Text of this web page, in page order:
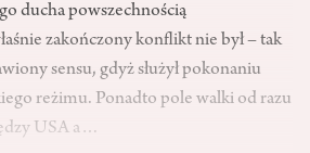
ducha powszechnością
zakończony konflikt nie był – tak
sensu, gdyż służył pokonaniu
reżimu. Ponadto pole walki od razu
USA a…